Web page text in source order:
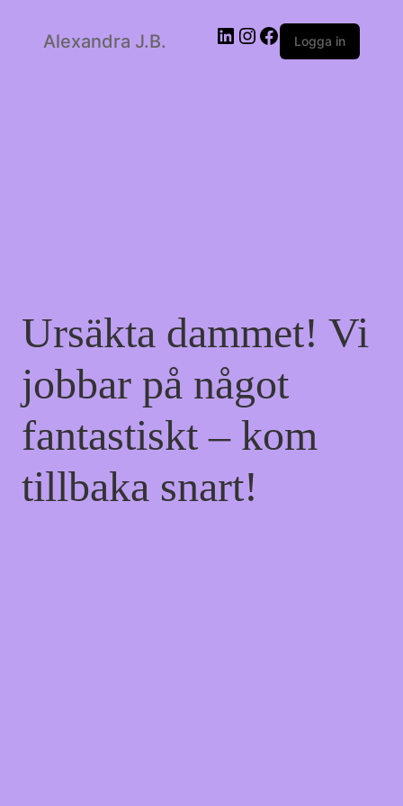
Alexandra J.B. LinkedIn
Instagram
Facebook
Logga in
Ursäkta dammet! Vi
jobbar på något
fantastiskt – kom
tillbaka snart!